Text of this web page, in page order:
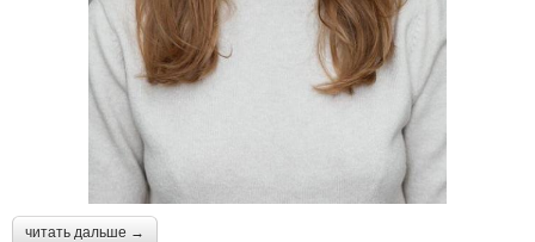
читать дальше →